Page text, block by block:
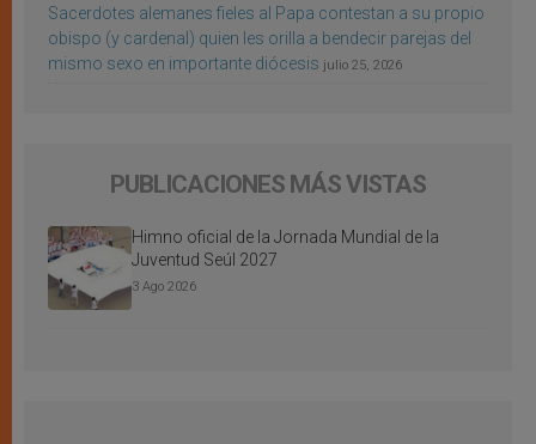
Sacerdotes alemanes fieles al Papa contestan a su propio
obispo (y cardenal) quien les orilla a bendecir parejas del
mismo sexo en importante diócesis julio 25, 2026
PUBLICACIONES MÁS VISTAS
Himno oficial de la Jornada Mundial de la
Juventud Seúl 2027
3 Ago 2026